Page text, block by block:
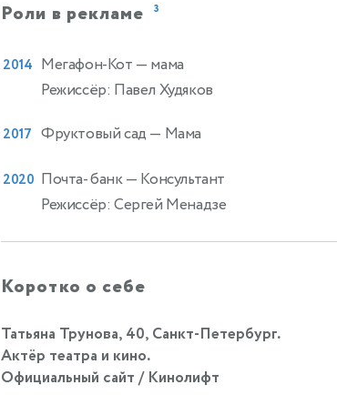
Роли в рекламе 3
2014 Мегафон-Кот — мама
Режиссёр: Павел Худяков
2017 Фруктовый сад — Мама
2020 Почта- банк— Консультант
Режиссёр: Сергей Менадзе
Коротко о себе
Татьяна Трунова, 40, Санкт-Петербург.
Актёр театра и кино.
Официальный сайт / Кинолифт